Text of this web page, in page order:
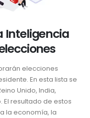
Inteligencia
elecciones
En esta lista se
Unido, India,
El resultado de estos
la economía, la